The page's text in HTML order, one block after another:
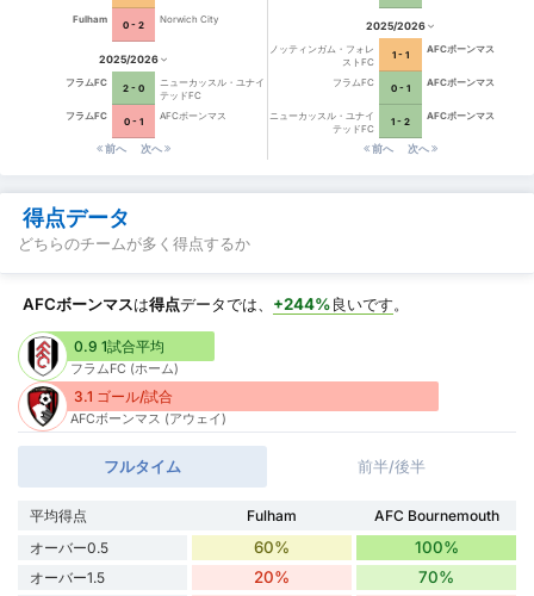
Fulham
0 - 2
Norwich City
2025/2026
フラムFC
2 - 0
ニューカッスル・ユナイ
テッドFC
フラムFC
0 - 1
AFCボーンマス
前へ 次へ
2025/2026
ノッティンガム・フォレ
ストFC
1 - 1
AFCボーンマス
フラムFC
0 - 1
AFCボーンマス
ニューカッスル・ユナイ
テッドFC
1 - 2
AFCボーンマス
前へ 次へ
得点データ
どちらのチームが多く得点するか
AFCボーンマスは得点データでは、 +244%良いです。
0.9 1試合平均
フラムFC (ホーム)
3.1 ゴール/試合
AFCボーンマス (アウェイ)
フルタイム 前半/後半
平均得点 Fulham
AFC Bournemouth
オーバー0.5
60% 100%
オーバー1.5 20% 70%